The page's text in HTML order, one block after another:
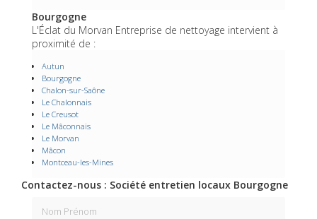
Bourgogne
L'Éclat du Morvan Entreprise de nettoyage intervient à
proximité de :
Autun
Bourgogne
Chalon-sur-Saône
Le Chalonnais
Le Creusot
Le Mâconnais
Le Morvan
Mâcon
Montceau-les-Mines
Contactez-nous : Société entretien locaux Bourgogne